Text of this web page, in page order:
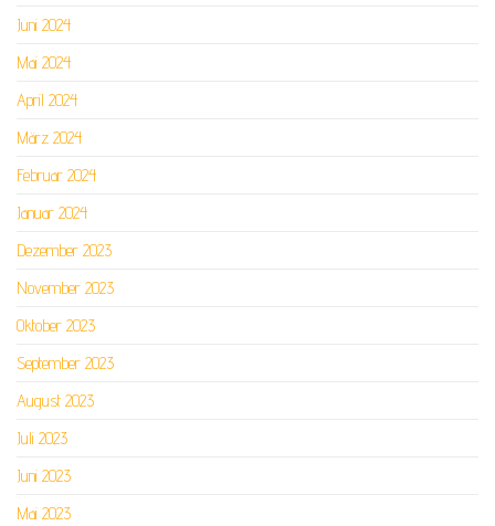
Juni 2024
Mai 2024
April 2024
März 2024
Februar 2024
Januar 2024
Dezember 2023
November 2023
Oktober 2023
September 2023
August 2023
Juli 2023
Juni 2023
Mai 2023